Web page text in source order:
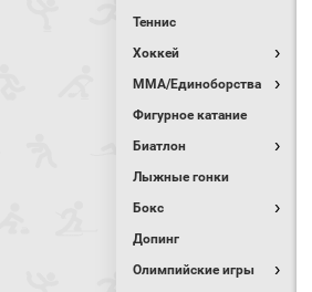
Теннис
Хоккей
MMA/Единоборства
Фигурное катание
Биатлон
Лыжные гонки
Бокс
Допинг
Олимпийские игры